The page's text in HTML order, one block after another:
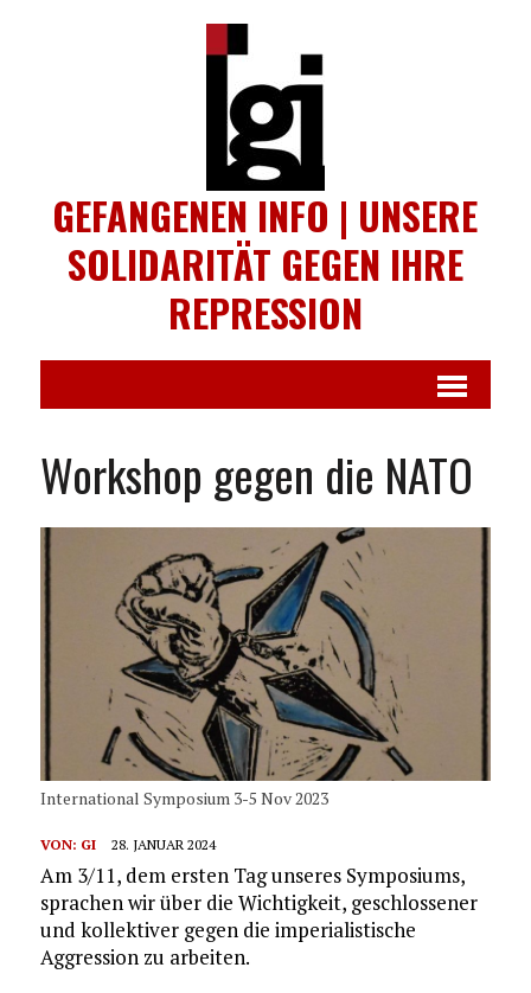
GEFANGENEN INFO | UNSERE
SOLIDARITÄT GEGEN IHRE
REPRESSION
Workshop gegen die NATO
International Symposium 3-5 Nov 2023
VON: GI 28. JANUAR 2024
Am 3/11, dem ersten Tag unseres Symposiums,
sprachen wir über die Wichtigkeit, geschlossener
und kollektiver gegen die imperialistische
Aggression zu arbeiten.